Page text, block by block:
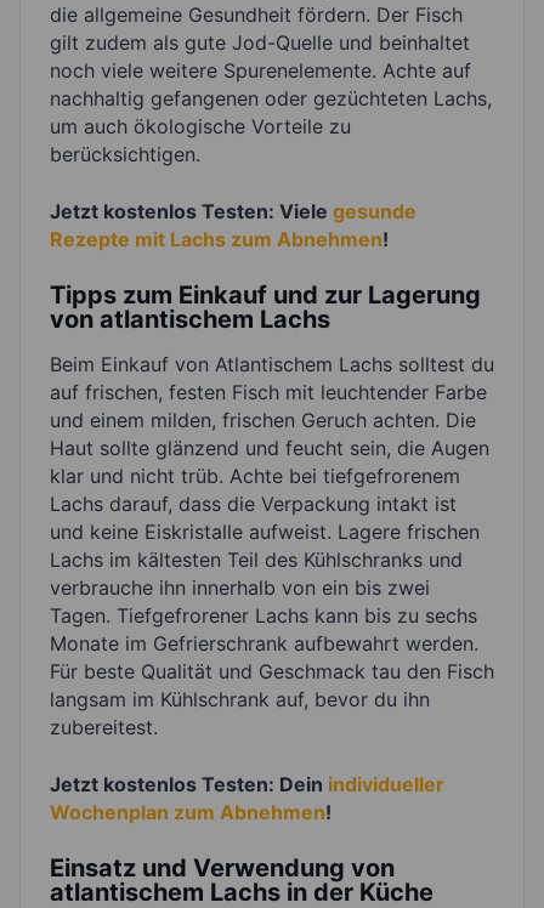
die allgemeine Gesundheit fördern. Der Fisch
gilt zudem als gute Jod-Quelle und beinhaltet
noch viele weitere Spurenelemente. Achte auf
nachhaltig gefangenen oder gezüchteten Lachs,
um auch ökologische Vorteile zu
berücksichtigen.
Jetzt kostenlos Testen: Viele gesunde
Rezepte mit Lachs zum Abnehmen!
Tipps zum Einkauf und zur Lagerung
von atlantischem Lachs
Beim Einkauf von Atlantischem Lachs solltest du
auf frischen, festen Fisch mit leuchtender Farbe
und einem milden, frischen Geruch achten. Die
Haut sollte glänzend und feucht sein, die Augen
klar und nicht trüb. Achte bei tiefgefrorenem
Lachs darauf, dass die Verpackung intakt ist
und keine Eiskristalle aufweist. Lagere frischen
Lachs im kältesten Teil des Kühlschranks und
verbrauche ihn innerhalb von ein bis zwei
Tagen. Tiefgefrorener Lachs kann bis zu sechs
Monate im Gefrierschrank aufbewahrt werden.
Für beste Qualität und Geschmack tau den Fisch
langsam im Kühlschrank auf, bevor du ihn
zubereitest.
Jetzt kostenlos Testen: Dein individueller
Wochenplan zum Abnehmen!
Einsatz und Verwendung von
atlantischem Lachs in der Küche